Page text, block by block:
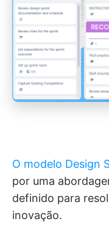
O modelo Design
por uma
definido para
inovação.